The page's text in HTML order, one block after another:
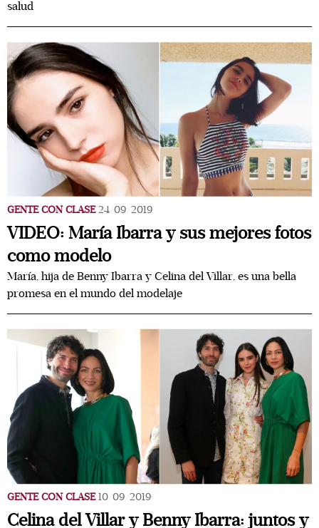
salud
GENTE CON CLASE 24/09/2019
VIDEO: María Ibarra y sus mejores fotos
como modelo
María, hija de Benny Ibarra y Celina del Villar, es una bella
promesa en el mundo del modelaje
GENTE CON CLASE 10/09/2019
Celina del Villar y Benny Ibarra: juntos y